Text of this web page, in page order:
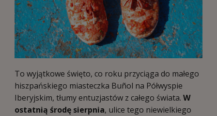
To wyjątkowe święto, co roku przyciąga do małego
hiszpańskiego miasteczka Buñol na Półwyspie
Iberyjskim, tłumy entuzjastów z całego świata. W
ostatnią środę sierpnia, ulice tego niewielkiego